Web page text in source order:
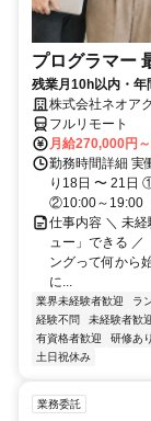
プログラマー
残業月10h以内・
株式会社ネオア
フルリモート
月給270,000円
勤務時間詳細 実
り18日 〜 21日
②10:00～19:00
仕事内容 ＼ 未
ュー」できる ／
ングって何から
に...
業界未経験者歓迎 ラ
経験不問
未経験者歓
有資格者歓迎
研修あり
土日祝休み
業務委託